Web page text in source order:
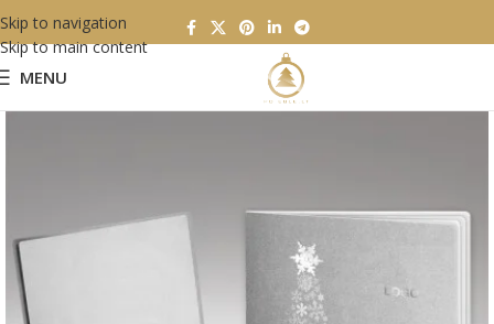
Skip to navigation
Skip to main content
MENU